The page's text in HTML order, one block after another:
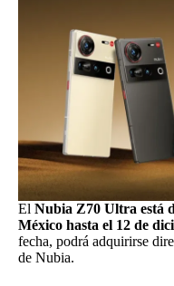
El Nubia Z70 Ultra está
México hasta el 12 de
fecha, podrá adquirirse
de Nubia.